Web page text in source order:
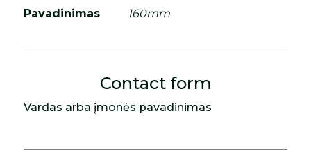
Pavadinimas 160mm
Contact form
Vardas arba įmonės pavadinimas